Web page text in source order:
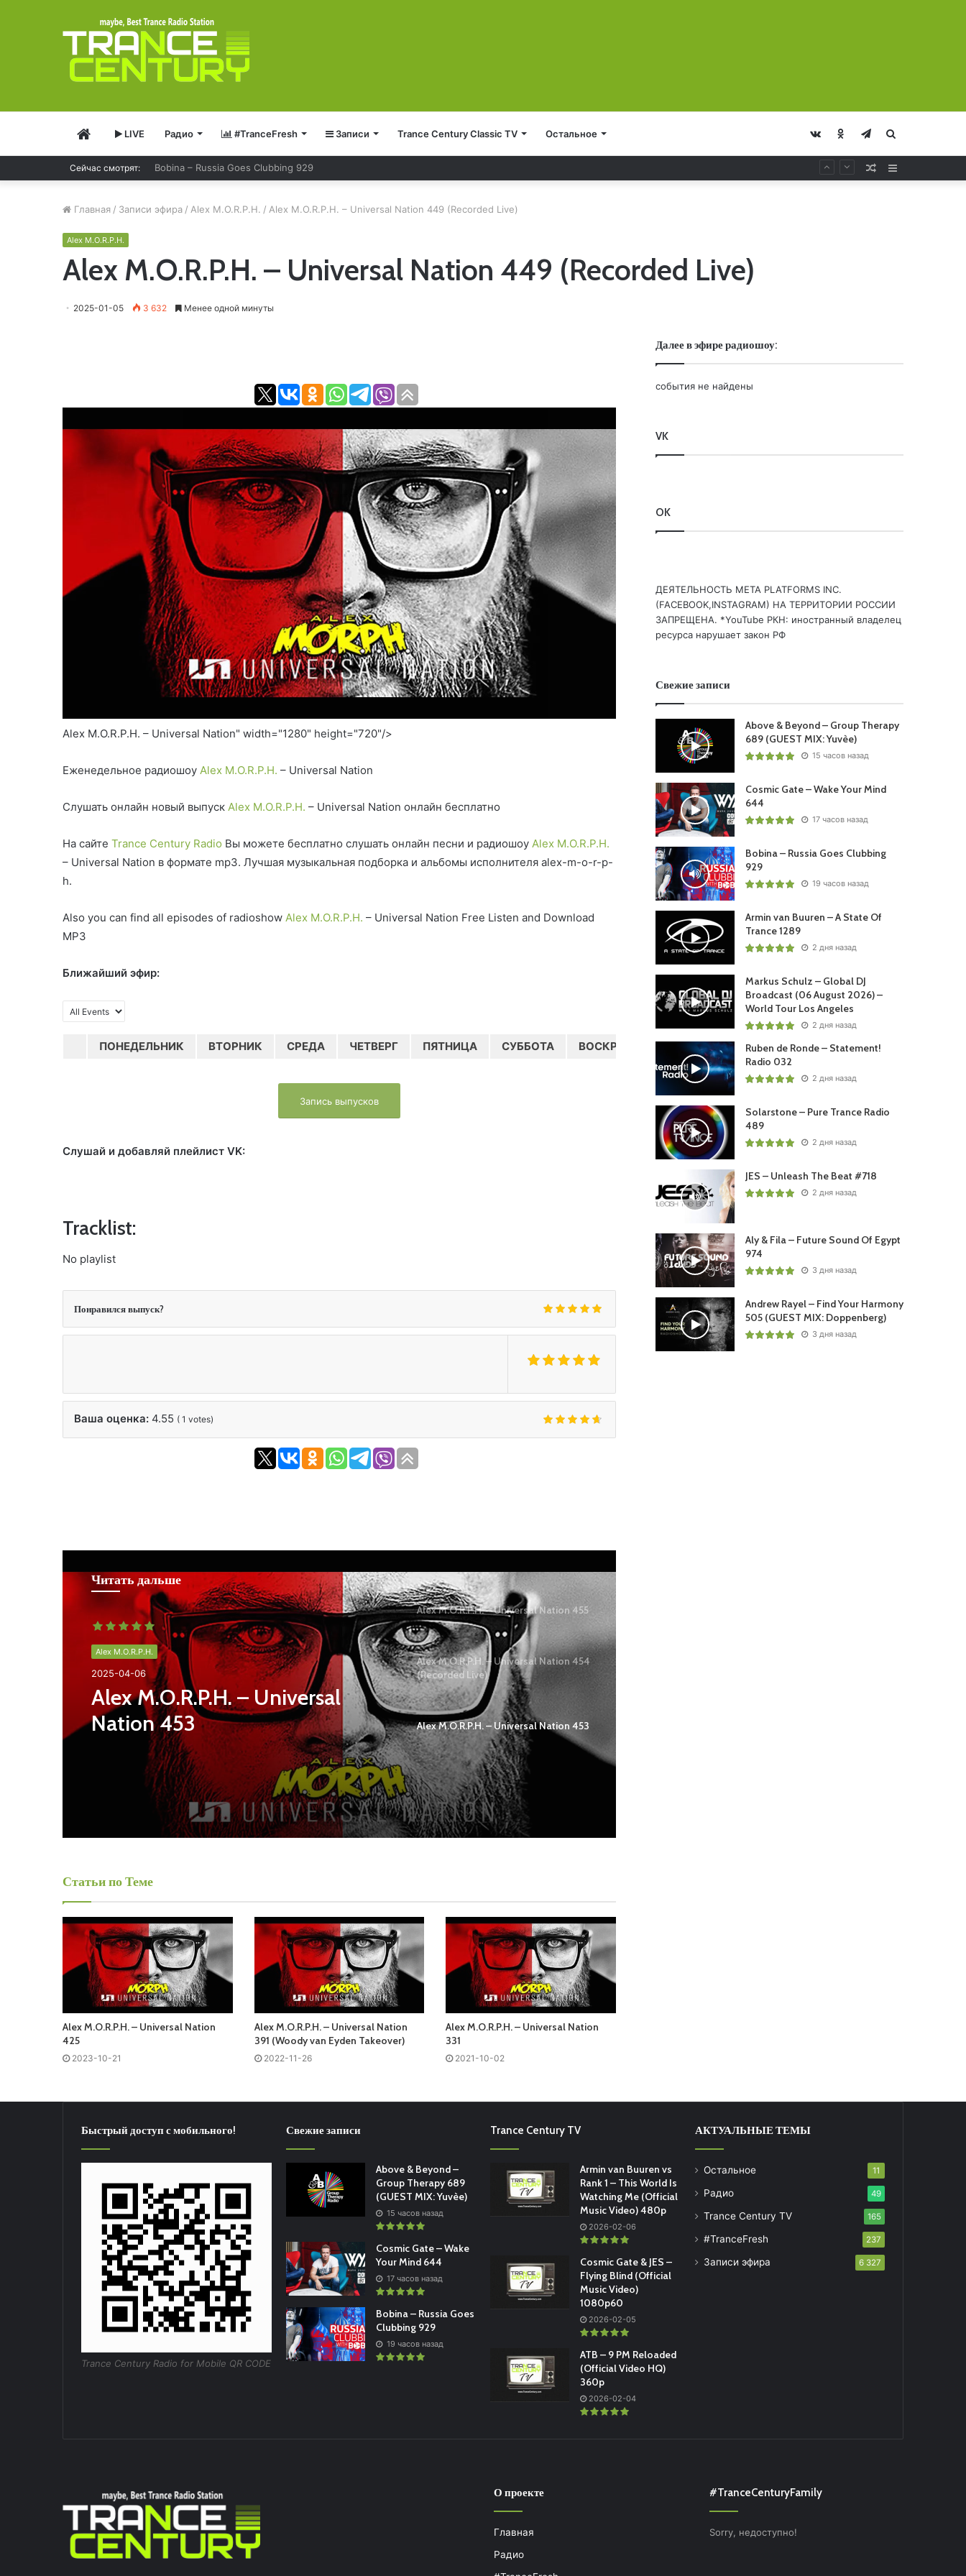
ГлавнаяLIVE Радио #TranceFresh Записи Trance Century Classic TV Остальное Telegram
Odnoklassniki
vk.com
Сейчас смотрят:
Armin van Buuren – A State Of Trance 1289
Случайная
Главная / Записи эфира / Alex M.O.R.P.H. / Alex M.O.R.P.H. – Universal Nation 449 (Recorded Live)
Alex M.O.R.P.H.
Alex M.O.R.P.H. – Universal Nation 449 (Recorded Live)
2025-01-05 3 632 Менее одной минуты
Alex M.O.R.P.H. – Universal Nation" width="1280" height="720"/>
Еженедельное радиошоу Alex M.O.R.P.H. – Universal Nation
Слушать онлайн новый выпуск Alex M.O.R.P.H. – Universal Nation онлайн бесплатно
На сайте Trance Century Radio Вы можете бесплатно слушать онлайн песни и радиошоу Alex M.O.R.P.H.
– Universal Nation в формате mp3. Лучшая музыкальная подборка и альбомы исполнителя alex-m-o-r-p-
h.
Also you can find all episodes of radioshow Alex M.O.R.P.H. – Universal Nation Free Listen and Download
MP3
Ближайший эфир:
ПОНЕДЕЛЬНИК ВТОРНИК СРЕДА ЧЕТВЕРГ ПЯТНИЦА СУББОТА ВОСКРЕСЕНЬЕ
Запись выпусков
Слушай и добавляй плейлист VK:
Tracklist:
No playlist
Понравился выпуск?
Ваша оценка: 4.55 ( 1 votes)
Читать дальше
Alex M.O.R.P.H.
2025-04-06
Alex M.O.R.P.H. – Universal
Nation 453
Alex M.O.R.P.H. – Universal Nation 455
Alex M.O.R.P.H. – Universal Nation 454
(Recorded Live)
Alex M.O.R.P.H. – Universal Nation 453
Статьи по Теме
Alex M.O.R.P.H. – Universal Nation
425
2023-10-21
Alex M.O.R.P.H. – Universal Nation
391 (Woody van Eyden Takeover)
2022-11-26
Alex M.O.R.P.H. – Universal Nation
331
2021-10-02
Далее в эфире радиошоу:
события не найдены
VK
OK
ДЕЯТЕЛЬНОСТЬ МЕТА PLATFORMS INC.
(FACEBOOK,INSTAGRAM) НА ТЕРРИТОРИИ РОССИИ
ЗАПРЕЩЕНА. *YouTube РКН: иностранный владелец
ресурса нарушает закон РФ
Свежие записи
Above & Beyond – Group Therapy
689 (GUEST MIX: Yuvèe)
15 часов назад
Cosmic Gate – Wake Your Mind
644
17 часов назад
Bobina – Russia Goes Clubbing
929
19 часов назад
Armin van Buuren – A State Of
Trance 1289
2 дня назад
Markus Schulz – Global DJ
Broadcast (06 August 2026) –
World Tour Los Angeles
2 дня назад
Ruben de Ronde – Statement!
Radio 032
2 дня назад
Solarstone – Pure Trance Radio
489
2 дня назад
JES – Unleash The Beat #718
2 дня назад
Aly & Fila – Future Sound Of Egypt
974
3 дня назад
Andrew Rayel – Find Your Harmony
505 (GUEST MIX: Doppenberg)
3 дня назад
Быстрый доступ с мобильного!
Trance Century Radio for Mobile QR CODE
Свежие записи
Above & Beyond –
Group Therapy 689
(GUEST MIX: Yuvèe)
15 часов назад
Cosmic Gate – Wake
Your Mind 644
17 часов назад
Bobina – Russia Goes
Clubbing 929
19 часов назад
Trance Century TV
Armin van Buuren vs
Rank 1 – This World Is
Watching Me (Official
Music Video) 480p
2026-02-06
Cosmic Gate & JES –
Flying Blind (Official
Music Video)
1080p60
2026-02-05
ATB – 9 PM Reloaded
(Official Video HQ)
360p
2026-02-04
АКТУАЛЬНЫЕ ТЕМЫ
Остальное 11
Радио 49
Trance Century TV 165
#TranceFresh 237
Записи эфира 6 327
О проекте
Главная
Радио
#TranceCenturyFamily
Sorry, недоступно!